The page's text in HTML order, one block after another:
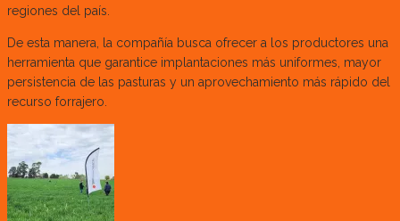
regiones del país.
De esta manera, la compañía busca ofrecer a los productores una
herramienta que garantice implantaciones más uniformes, mayor
persistencia de las pasturas y un aprovechamiento más rápido del
recurso forrajero.